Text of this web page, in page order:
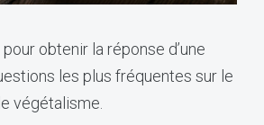
obtenir la réponse d’une
les plus fréquentes sur le
végétalisme.